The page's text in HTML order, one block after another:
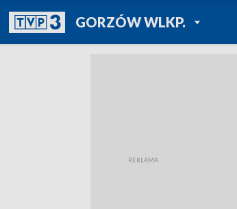
GORZÓW WLKP.POWRÓT DO
TVP REGIONY